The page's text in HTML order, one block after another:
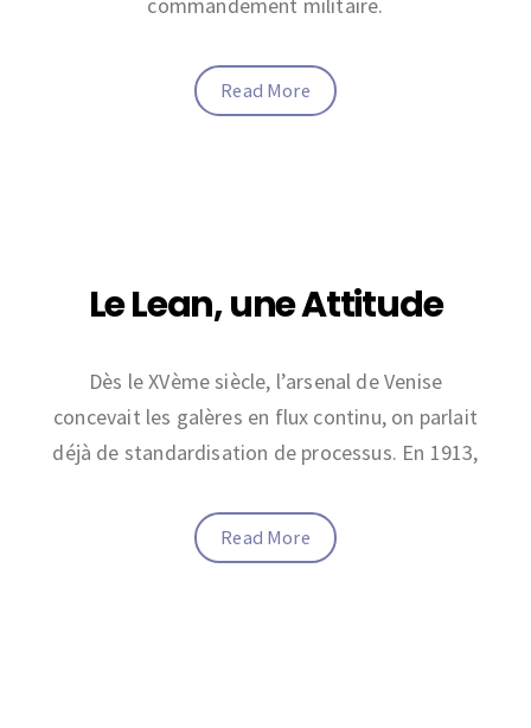
Read More
Le Lean, une Attitude
Dès le XVème siècle, l’arsenal de Venise
concevait les galères en flux continu, on parlait
déjà de standardisation de processus. En 1913,
Read More